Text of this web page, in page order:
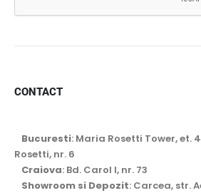
CONTACT
Bucuresti: Maria Rosetti Tower, et.
Rosetti, nr. 6
Craiova: Bd. Carol I, nr. 73
Showroom si Depozit: Carcea, str.